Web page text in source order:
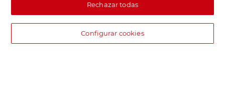
Rechazar todas
Configurar cookies